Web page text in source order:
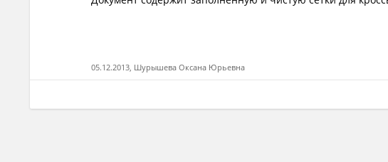
05.12.2013, Шурышева Оксана Юрьевна